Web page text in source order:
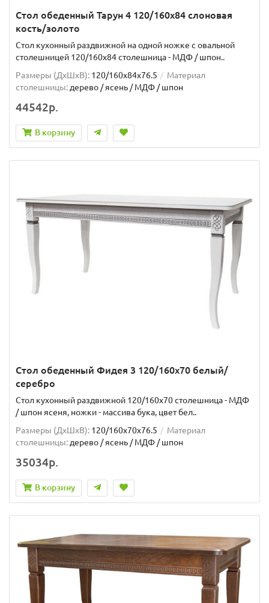
Стол обеденный Тарун 4 120/160х84 слоновая
кость/золото
Стол кухонный раздвижной на одной ножке с овальной
столешницей 120/160х84 столешница - МДФ / шпон..
Размеры (ДхШxВ): 120/160х84х76.5
Материал
столешницы:дерево / ясень / МДФ / шпон
44542р.
В корзину
Стол обеденный Фидея 3 120/160х70 белый/
серебро
Стол кухонный раздвижной 120/160х70 столешница - МДФ
/ шпон ясеня, ножки - массива бука, цвет бел..
Размеры (ДхШxВ): 120/160х70х76.5
Материал
столешницы: дерево / ясень / МДФ / шпон
35034р.
В корзину